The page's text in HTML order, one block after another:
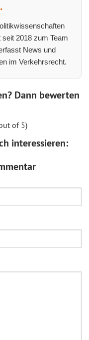
2018 zum Team
News und
im Verkehrsrecht.
Dann bewerten
of 5)
interessieren: